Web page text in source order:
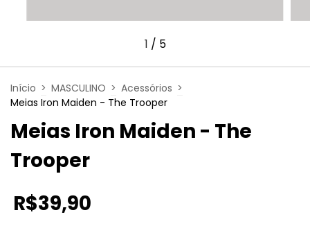
1 / 5
Início > MASCULINO > Acessórios >
Meias Iron Maiden - The Trooper
Meias Iron Maiden - The
Trooper
R$39,90